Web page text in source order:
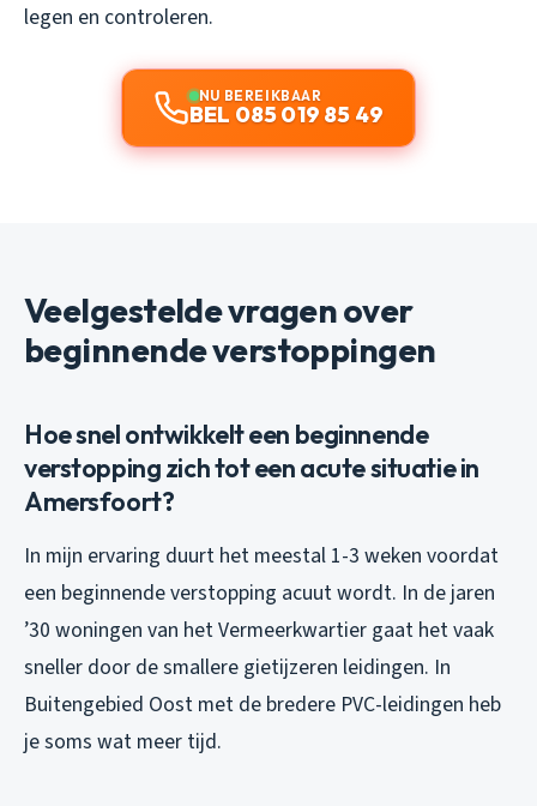
legen en controleren.
NU BEREIKBAAR
BEL 085 019 85 49
Veelgestelde vragen over
beginnende verstoppingen
Hoe snel ontwikkelt een beginnende
verstopping zich tot een acute situatie in
Amersfoort?
In mijn ervaring duurt het meestal 1-3 weken voordat
een beginnende verstopping acuut wordt. In de jaren
’30 woningen van het Vermeerkwartier gaat het vaak
sneller door de smallere gietijzeren leidingen. In
Buitengebied Oost met de bredere PVC-leidingen heb
je soms wat meer tijd.